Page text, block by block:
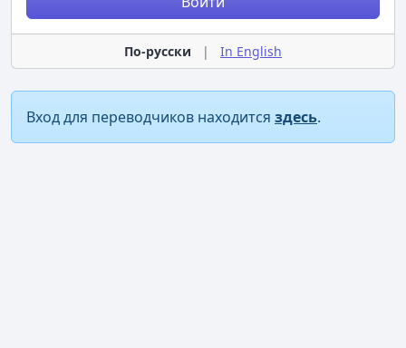
По-русски | In English
Вход для переводчиков находится здесь.